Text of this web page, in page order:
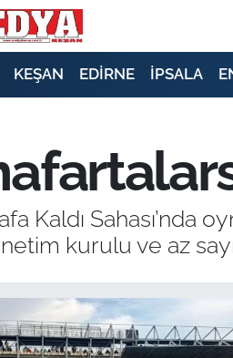
KEŞAN EDİRNE İPSALA
Kaldı Sahası’nda
kurulu ve az